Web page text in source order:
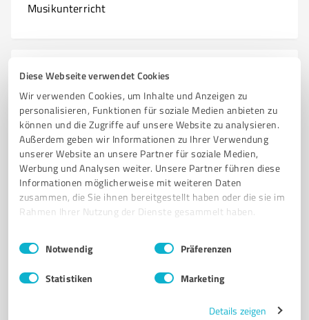
Diese Webseite verwendet Cookies
Wir verwenden Cookies, um Inhalte und Anzeigen zu
personalisieren, Funktionen für soziale Medien anbieten zu
können und die Zugriffe auf unsere Website zu analysieren.
Außerdem geben wir Informationen zu Ihrer Verwendung
unserer Website an unsere Partner für soziale Medien,
Werbung und Analysen weiter. Unsere Partner führen diese
Informationen möglicherweise mit weiteren Daten
zusammen, die Sie ihnen bereitgestellt haben oder die sie im
Rahmen Ihrer Nutzung der Dienste gesammelt haben.
Impressum Datenschutzbestimmungen
Einwilligungsauswahl
Notwendig Präferenzen
Statistiken Marketing
Details zeigen
Musikunterricht
N
Natur & Umwelt
Nagelstudios
O Branchen mit O
Optiker
Onlineshops